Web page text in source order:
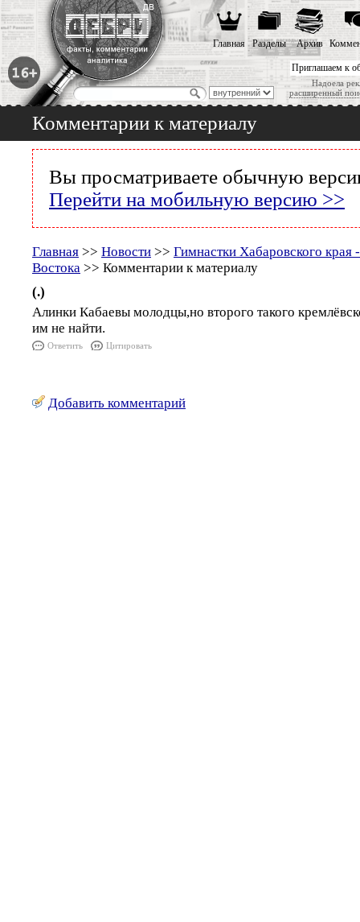
Приглашаем к
Надоела
расширенный
Главная Разделы Архив
Комментарии к материалу
Вы просматриваете обычную
Перейти на мобильную версию >>
Главная >> Новости >> Гимнастки Хабаровского края
Востока >> Комментарии к материалу
(.)
Алинки Кабаевы молодцы,но второго такого
им не найти.
Ответить Цитировать
Добавить комментарий